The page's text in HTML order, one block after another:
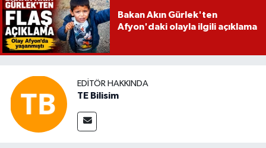
Bakan Akın Gürlek'ten
Afyon'daki olayla ilgili açıklama
EDITÖR HAKKINDA
TE Bilisim